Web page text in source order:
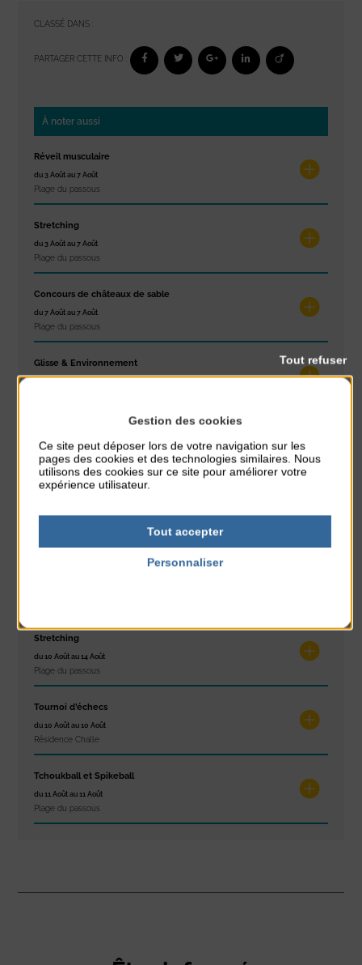
CLASSÉ DANS :
PARTAGER CETTE INFO :
À noter aussi
Réveil musculaire
du 3 Août au 7 Août
Plage du passous
Stretching
du 3 Août au 7 Août
Plage du passous
Concours de châteaux de sable
du 7 Août au 7 Août
Plage du passous
Glisse & Environnement
du 9 Août au 9 Août
Place du Général de Gaulle
Stretching
du 10 Août au 14 Août
Plage du passous
Tournoi d’échecs
du 10 Août au 10 Août
Résidence Challe
Tchoukball et Spikeball
du 11 Août au 11 Août
Plage du passous
Gestion des cookies
Ce site peut déposer lors de votre navigation sur les
pages des cookies et des technologies similaires. Nous
utilisons des cookies sur ce site pour améliorer votre
expérience utilisateur.
Tout accepter
Tout refuser
Personnaliser